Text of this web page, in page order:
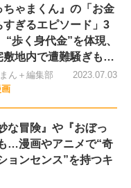
ちゃまくん』の「お金
すぎるエピソード」3
“歩く身代金”を体現、
敷地内で遭難騒ぎも…
ん＋編集部
2023.07.03
な冒険』や『おぼっ
…漫画やアニメで“奇
ョンセンス”を持つキ